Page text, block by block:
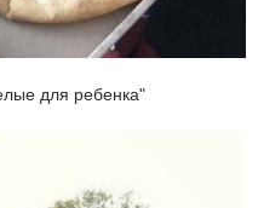
для ребенка"